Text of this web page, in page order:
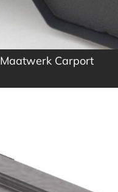
Maatwerk Carport